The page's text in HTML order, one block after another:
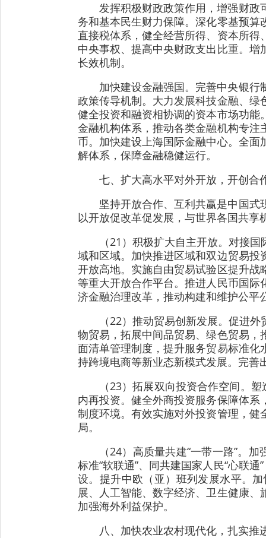
发挥积极财政政策作用，增强财
务和基本民生财力保障。深化零基预
直接税体系，健全经营所得、资本所
中央事权、提高中央财政支出比重。
长效机制。
加快建设金融强国。完善中央银
政策传导机制。大力发展科技金融、
健全投资和融资相协调的资本市场功
金融机构体系，推动各类金融机构专
币。加快建设上海国际金融中心。全
解体系，保障金融稳健运行。
七、扩大高水平对外开放，开创合
坚持开放合作、互利共赢是中国
以开放促改革促发展，与世界各国共享
（21）积极扩大自主开放。对接
域和区域。加快推进区域和双边贸易
开放高地。实施自由贸易试验区提升
等重大开放合作平台。推进人民币国
济金融治理改革，推动构建和维护公
（22）推动贸易创新发展。促进
物贸易，拓展中间品贸易、绿色贸易
面清单管理制度，提升服务贸易标准
持跨境电商等新业态新模式发展。完善
（23）拓展双向投资合作空间。
内再投资。健全外商投资服务保障体
制度环境。有效实施对外投资管理，
局。
（24）高质量共建“一带一路”。
标准“软联通”、同共建国家人民“心联
设。提升中欧（亚）班列发展水平。
展、人工智能、数字经济、卫生健康
加强海外利益保护。
八、加快农业农村现代化，扎实推